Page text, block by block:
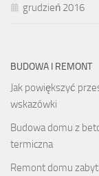
grudzień 2016
BUDOWA I REMONT
Jak powiększyć
wskazówki
Budowa domu z
termiczna
Remont domu